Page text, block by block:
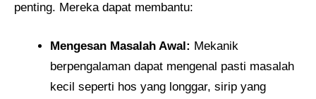
penting. Mereka dapat membantu:
Mengesan Masalah Awal: Mekanik
berpengalaman dapat mengenal pasti masalah
kecil seperti hos yang longgar, sirip yang